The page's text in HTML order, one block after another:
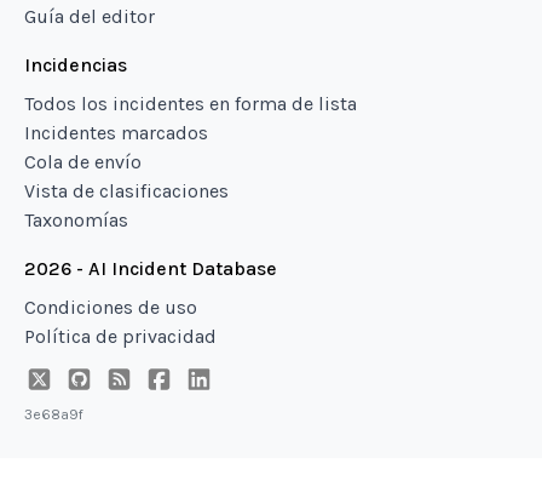
Guía del editor
Incidencias
Todos los incidentes en forma de lista
Incidentes marcados
Cola de envío
Vista de clasificaciones
Taxonomías
2026 - AI Incident Database
Condiciones de uso
Política de privacidad
3e68a9f